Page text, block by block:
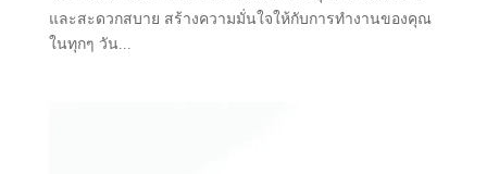
และสะดวกสบาย สร้างความมั่นใจให้กับการทำงานของคุณ
ในทุกๆ วัน...